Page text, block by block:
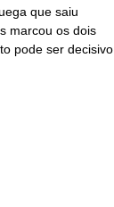
que saiu
marcou os dois
pode ser decisivo